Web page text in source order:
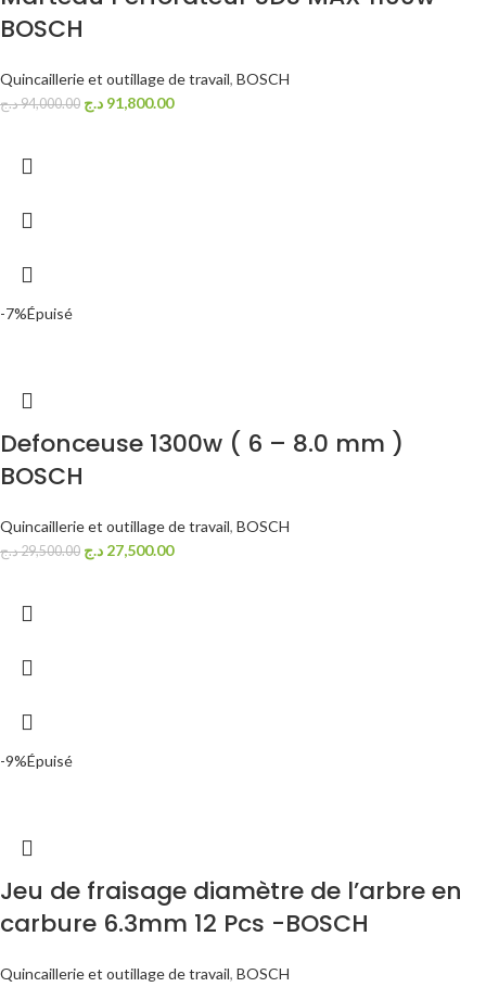
BOSCH
Quincaillerie et outillage de travail, BOSCH
94,000.00د.ج 91,800.00 د.ج
-7%Épuisé
Defonceuse 1300w ( 6 – 8.0 mm )
BOSCH
Quincaillerie et outillage de travail, BOSCH
29,500.00د.ج 27,500.00 د.ج
-9%Épuisé
Jeu de fraisage diamètre de l’arbre en
carbure 6.3mm 12 Pcs -BOSCH
Quincaillerie et outillage de travail, BOSCH